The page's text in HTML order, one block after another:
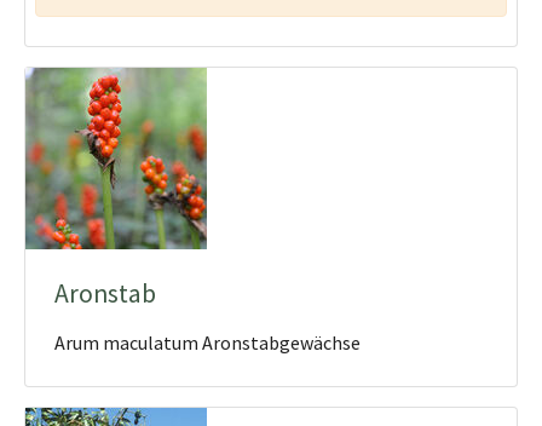
Aronstab
Arum maculatum Aronstabgewächse